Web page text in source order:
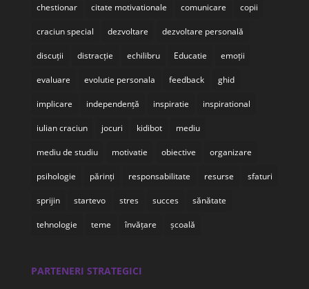
chestionar citate motivationale comunicare copii
craciun special dezvoltare dezvoltare personală
discuții distracție echilibru Educatie emoții
evaluare evolutie personala feedback ghid
implicare independență inspiratie inspirational
iulian craciun jocuri kidibot mediu
mediu de studiu motivatie obiective organizare
psihologie părinți responsabilitate resurse sfaturi
sprijin startevo stres succes sănătate
tehnologie teme învățare școală
PARTENERI STRATEGICI